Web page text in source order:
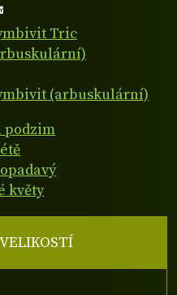
Tric
(arbuskulární)
podzim
květy